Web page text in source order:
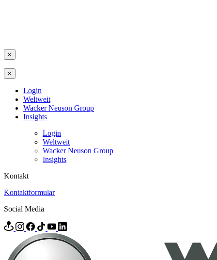
×
×
Login
Weltweit
Wacker Neuson Group
Insights
Login
Weltweit
Wacker Neuson Group
Insights
Kontakt
Kontaktformular
Social Media